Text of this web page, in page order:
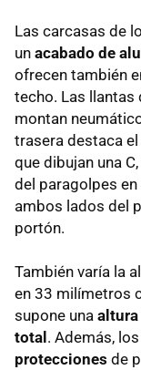
Las carcasas de
un acabado de
ofrecen también
techo. Las llantas
montan
trasera destaca
que dibujan una
del paragolpes en
ambos lados del
portón.
También varía la
en 33 milímetros
supone una
total. Además,
protecciones de